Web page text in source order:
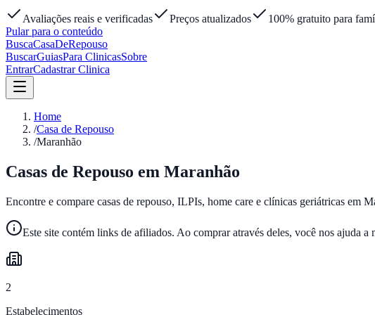
Avaliações reais e verificadas Preços atualizados
100% gratuito para
Pular para o conteúdo
BuscaCasaDeRepouso
BuscarGuiasPara ClinicasSobre
EntrarCadastrar Clinica
Home
/Casa de Repouso
/Maranhão
Casas de Repouso em Maranhão
Encontre e compare casas de repouso, ILPIs, home care e clínicas geriátricas em
Este site contém links de afiliados. Ao comprar através deles, você nos ajuda
2
Estabelecimentos